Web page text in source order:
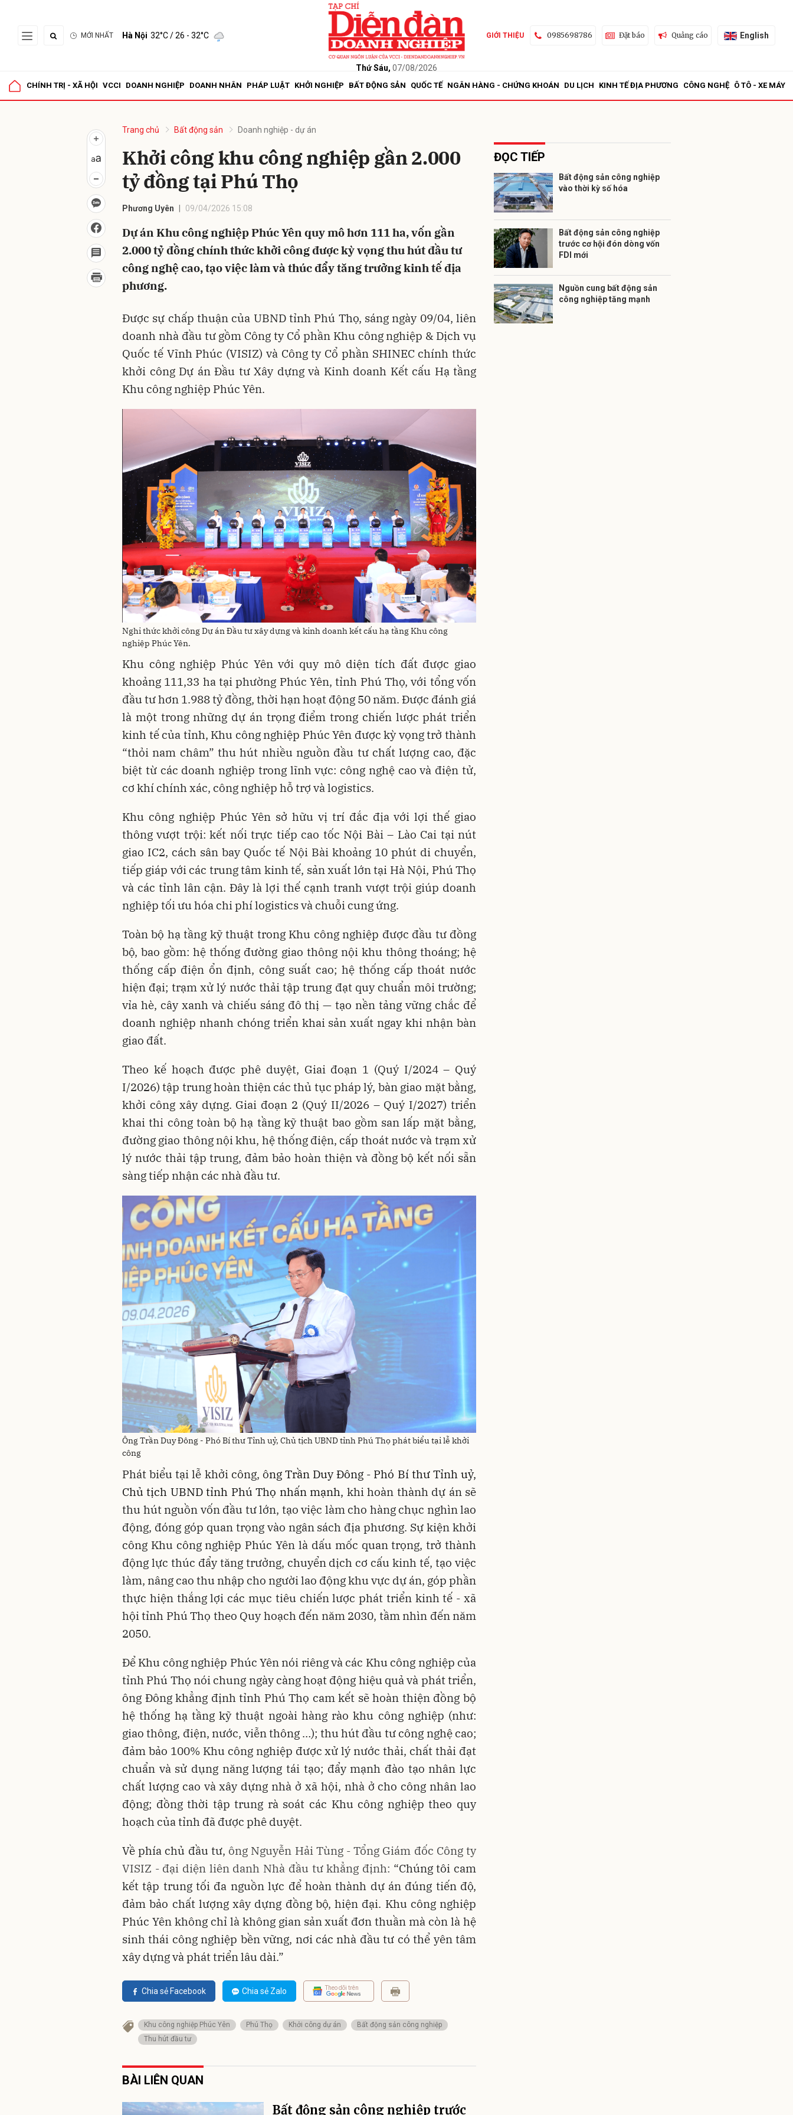
MỚI NHẤT Hà Nội 32°C/ 26 - 32°C
Thứ Sáu, 07/08/2026
GIỚI THIỆU 0985698786 Đặt báo Quảng cáo English
CHÍNH TRỊ - XÃ HỘI VCCI DOANH NGHIỆP DOANH NHÂN PHÁP LUẬT KHỞI NGHIỆP BẤT ĐỘNG SẢN QUỐC TẾ NGÂN HÀNG - CHỨNG KHOÁN DU LỊCH KINH TẾ ĐỊA PHƯƠNG CÔNG NGHỆ Ô TÔ - XE MÁY
Trang chủ Bất động sản Doanh nghiệp - dự án
Khởi công khu công nghiệp gần 2.000
tỷ đồng tại Phú Thọ
Phương Uyên 09/04/2026 15:08
Dự án Khu công nghiệp Phúc Yên quy mô hơn 111 ha, vốn gần
2.000 tỷ đồng chính thức khởi công được kỳ vọng thu hút đầu tư
công nghệ cao, tạo việc làm và thúc đẩy tăng trưởng kinh tế địa
phương.
Được sự chấp thuận của UBND tỉnh Phú Thọ, sáng ngày 09/04, liên
doanh nhà đầu tư gồm Công ty Cổ phần Khu công nghiệp & Dịch vụ
Quốc tế Vĩnh Phúc (VISIZ) và Công ty Cổ phần SHINEC chính thức
khởi công Dự án Đầu tư Xây dựng và Kinh doanh Kết cấu Hạ tầng
Khu công nghiệp Phúc Yên.
Nghi thức khởi công Dự án Đầu tư xây dựng và kinh doanh kết cấu hạ tầng Khu công
nghiệp Phúc Yên.
Khu công nghiệp Phúc Yên với quy mô diện tích đất được giao
khoảng 111,33 ha tại phường Phúc Yên, tỉnh Phú Thọ, với tổng vốn
đầu tư hơn 1.988 tỷ đồng, thời hạn hoạt động 50 năm. Được đánh giá
là một trong những dự án trọng điểm trong chiến lược phát triển
kinh tế của tỉnh, Khu công nghiệp Phúc Yên được kỳ vọng trở thành
“thỏi nam châm” thu hút nhiều nguồn đầu tư chất lượng cao, đặc
biệt từ các doanh nghiệp trong lĩnh vực: công nghệ cao và điện tử,
cơ khí chính xác, công nghiệp hỗ trợ và logistics.
Khu công nghiệp Phúc Yên sở hữu vị trí đắc địa với lợi thế giao
thông vượt trội: kết nối trực tiếp cao tốc Nội Bài – Lào Cai tại nút
giao IC2, cách sân bay Quốc tế Nội Bài khoảng 10 phút di chuyển,
tiếp giáp với các trung tâm kinh tế, sản xuất lớn tại Hà Nội, Phú Thọ
và các tỉnh lân cận. Đây là lợi thế cạnh tranh vượt trội giúp doanh
nghiệp tối ưu hóa chi phí logistics và chuỗi cung ứng.
Toàn bộ hạ tầng kỹ thuật trong Khu công nghiệp được đầu tư đồng
bộ, bao gồm: hệ thống đường giao thông nội khu thông thoáng; hệ
thống cấp điện ổn định, công suất cao; hệ thống cấp thoát nước
hiện đại; trạm xử lý nước thải tập trung đạt quy chuẩn môi trường;
vỉa hè, cây xanh và chiếu sáng đô thị — tạo nền tảng vững chắc để
doanh nghiệp nhanh chóng triển khai sản xuất ngay khi nhận bàn
giao đất.
Theo kế hoạch được phê duyệt, Giai đoạn 1 (Quý I/2024 – Quý
I/2026) tập trung hoàn thiện các thủ tục pháp lý, bàn giao mặt bằng,
khởi công xây dựng. Giai đoạn 2 (Quý II/2026 – Quý I/2027) triển
khai thi công toàn bộ hạ tầng kỹ thuật bao gồm san lấp mặt bằng,
đường giao thông nội khu, hệ thống điện, cấp thoát nước và trạm xử
lý nước thải tập trung, đảm bảo hoàn thiện và đồng bộ kết nối sẵn
sàng tiếp nhận các nhà đầu tư.
Ông Trần Duy Đông - Phó Bí thư Tỉnh uỷ, Chủ tịch UBND tỉnh Phú Thọ phát biểu tại lễ khởi
công
Phát biểu tại lễ khởi công, ông Trần Duy Đông - Phó Bí thư Tỉnh uỷ,
Chủ tịch UBND tỉnh Phú Thọ nhấn mạnh, khi hoàn thành dự án sẽ
thu hút nguồn vốn đầu tư lớn, tạo việc làm cho hàng chục nghìn lao
động, đóng góp quan trọng vào ngân sách địa phương. Sự kiện khởi
công Khu công nghiệp Phúc Yên là dấu mốc quan trọng, trở thành
động lực thúc đẩy tăng trưởng, chuyển dịch cơ cấu kinh tế, tạo việc
làm, nâng cao thu nhập cho người lao động khu vực dự án, góp phần
thực hiện thắng lợi các mục tiêu chiến lược phát triển kinh tế - xã
hội tỉnh Phú Thọ theo Quy hoạch đến năm 2030, tầm nhìn đến năm
2050.
Để Khu công nghiệp Phúc Yên nói riêng và các Khu công nghiệp của
tỉnh Phú Thọ nói chung ngày càng hoạt động hiệu quả và phát triển,
ông Đông khẳng định tỉnh Phú Thọ cam kết sẽ hoàn thiện đồng bộ
hệ thống hạ tầng kỹ thuật ngoài hàng rào khu công nghiệp (như:
giao thông, điện, nước, viễn thông …); thu hút đầu tư công nghệ cao;
đảm bảo 100% Khu công nghiệp được xử lý nước thải, chất thải đạt
chuẩn và sử dụng năng lượng tái tạo; đẩy mạnh đào tạo nhân lực
chất lượng cao và xây dựng nhà ở xã hội, nhà ở cho công nhân lao
động; đồng thời tập trung rà soát các Khu công nghiệp theo quy
hoạch của tỉnh đã được phê duyệt.
Về phía chủ đầu tư, ông Nguyễn Hải Tùng - Tổng Giám đốc Công ty
VISIZ - đại diện liên danh Nhà đầu tưkhẳng định: “Chúng tôi cam
kết tập trung tối đa nguồn lực để hoàn thành dự án đúng tiến độ,
đảm bảo chất lượng xây dựng đồng bộ, hiện đại. Khu công nghiệp
Phúc Yên không chỉ là không gian sản xuất đơn thuần mà còn là hệ
sinh thái công nghiệp bền vững, nơi các nhà đầu tư có thể yên tâm
xây dựng và phát triển lâu dài.”
Chia sẻ Facebook Chia sẻ Zalo Theo dõi trên
Khu công nghiệp Phúc Yên Phú Thọ Khởi công dự án
Bất động sản công nghiệp
Thu hút đầu tư
BÀI LIÊN QUAN
Bất động sản công nghiệp trước
ĐỌC TIẾP
Bất động sản công nghiệp
vào thời kỳ số hóa
Bất động sản công nghiệp
trước cơ hội đón dòng vốn
FDI mới
Nguồn cung bất động sản
công nghiệp tăng mạnh
Gửi